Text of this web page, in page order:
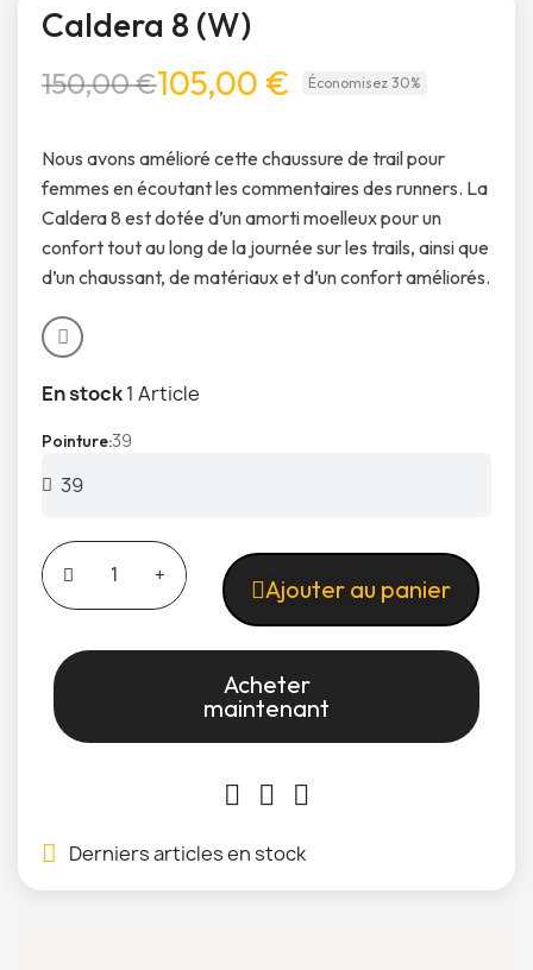
Caldera 8 (W)
150,00 €105,00 € Économisez 30%
Nous avons amélioré cette chaussure de trail pour
femmes en écoutant les commentaires des runners. La
Caldera 8 est dotée d’un amorti moelleux pour un
confort tout au long de la journée sur les trails, ainsi que
d’un chaussant, de matériaux et d’un confort améliorés.
En stock1 Article
Pointure 39
Ajouter au panier
Acheter
maintenant
Derniers articles en stock